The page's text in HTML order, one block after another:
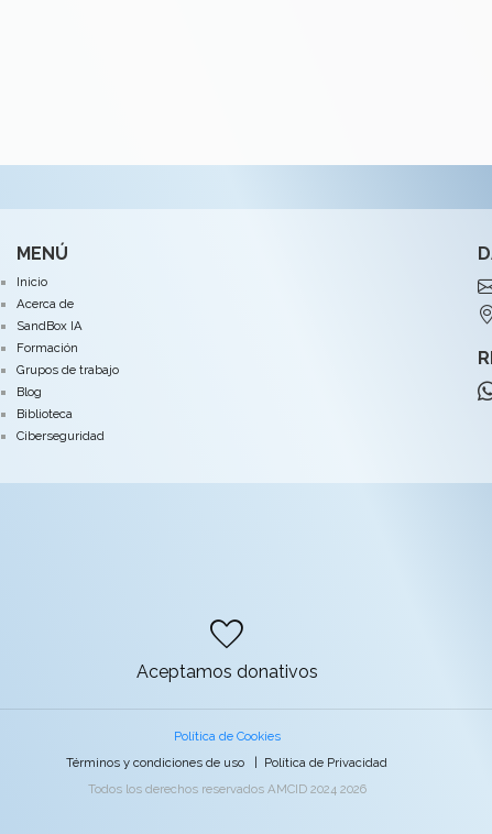
MENÚ
Inicio
Acerca de
SandBox IA
Formación
Grupos de trabajo
Blog
Biblioteca
Ciberseguridad
favorite
Aceptamos donativos
Política de Cookies
Términos y condiciones de uso
Política de Privacidad
Todos los derechos reservados AMCID 2024 2026